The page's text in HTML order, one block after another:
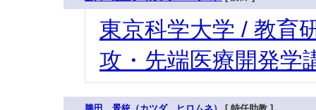
東京科学大学 / 教育
攻・先端医療開発学